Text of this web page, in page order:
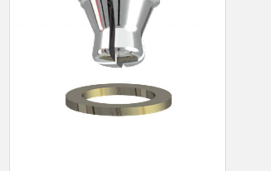
NEU: LV SFE 50% - PRECI-